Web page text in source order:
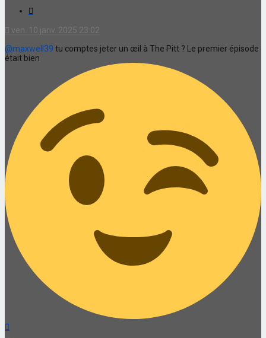
ven. 10 janv. 2025 23:02
@maxwell39 tu comptes jeter un œil à The Pitt ? Le premier épisode
était bien